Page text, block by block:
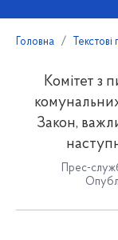
Головна Текстові
Комітет з
Закон,
Прес-